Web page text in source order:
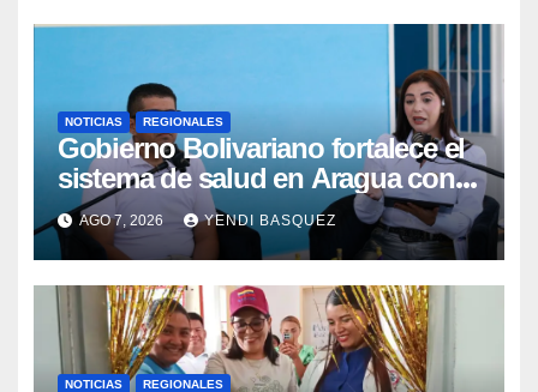
NOTICIAS REGIONALES
Gobierno Bolivariano fortalece el
sistema de salud en Aragua con
la reinauguración del CDI La Mora
AGO 7, 2026 YENDI BASQUEZ
NOTICIAS REGIONALES